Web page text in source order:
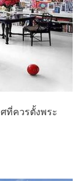
ที่ควรตั้งพระ